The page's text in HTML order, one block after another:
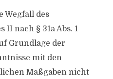
Wegfall des
II nach § 31a Abs. 1
Grundlage der
mit den
Maßgaben nicht